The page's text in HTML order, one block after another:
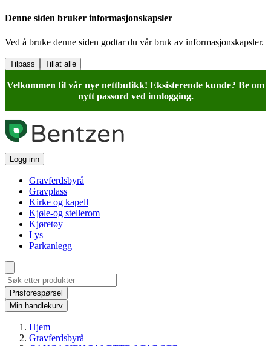
Denne siden bruker informasjonskapsler
Ved å bruke denne siden godtar du vår bruk av informasjonskapsler.
Tilpass Tillat alle
Velkommen til vår nye nettbutikk! Eksisterende kunde? Be om
nytt passord ved innlogging.
Logg inn
Gravferdsbyrå
Gravplass
Kirke og kapell
Kjøle-og stellerom
Kjøretøy
Lys
Parkanlegg
Prisforespørsel
Min handlekurv
Hjem
Gravferdsbyrå